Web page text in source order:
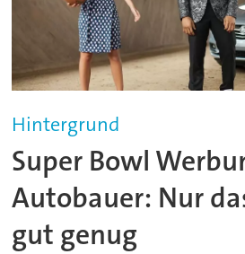
Hintergrund
Super Bowl
Autobauer: Nur
gut genug